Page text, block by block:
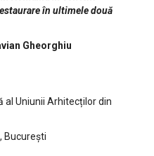
în ultimele două
Gheorghiu
al Uniunii Arhitecților din
București